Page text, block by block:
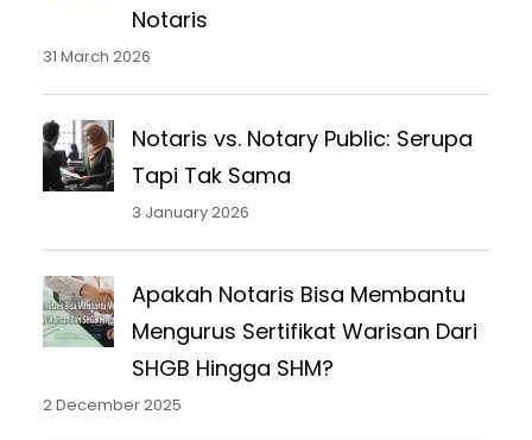
Notaris
31 March 2026
Notaris vs. Notary Public: Serupa
Tapi Tak Sama
3 January 2026
Apakah Notaris Bisa Membantu
Mengurus Sertifikat Warisan Dari
SHGB Hingga SHM?
2 December 2025